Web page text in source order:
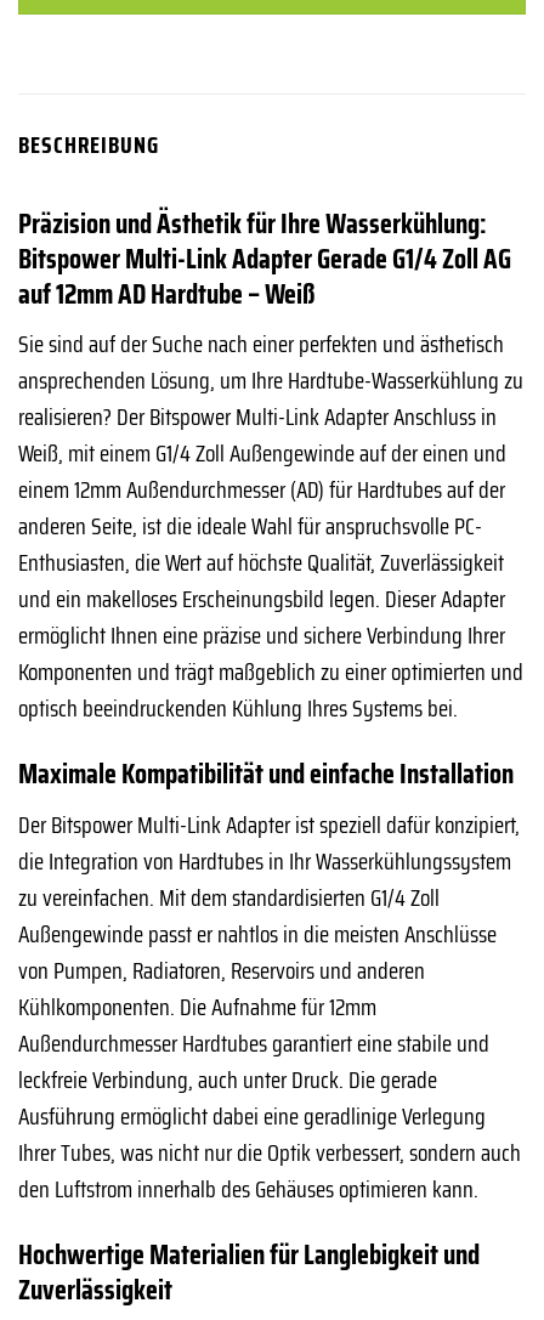
BESCHREIBUNG
Präzision und Ästhetik für Ihre Wasserkühlung:
Bitspower Multi-Link Adapter Gerade G1/4 Zoll AG
auf 12mm AD Hardtube – Weiß
Sie sind auf der Suche nach einer perfekten und ästhetisch
ansprechenden Lösung, um Ihre Hardtube-Wasserkühlung zu
realisieren? Der Bitspower Multi-Link Adapter Anschluss in
Weiß, mit einem G1/4 Zoll Außengewinde auf der einen und
einem 12mm Außendurchmesser (AD) für Hardtubes auf der
anderen Seite, ist die ideale Wahl für anspruchsvolle PC-
Enthusiasten, die Wert auf höchste Qualität, Zuverlässigkeit
und ein makelloses Erscheinungsbild legen. Dieser Adapter
ermöglicht Ihnen eine präzise und sichere Verbindung Ihrer
Komponenten und trägt maßgeblich zu einer optimierten und
optisch beeindruckenden Kühlung Ihres Systems bei.
Maximale Kompatibilität und einfache Installation
Der Bitspower Multi-Link Adapter ist speziell dafür konzipiert,
die Integration von Hardtubes in Ihr Wasserkühlungssystem
zu vereinfachen. Mit dem standardisierten G1/4 Zoll
Außengewinde passt er nahtlos in die meisten Anschlüsse
von Pumpen, Radiatoren, Reservoirs und anderen
Kühlkomponenten. Die Aufnahme für 12mm
Außendurchmesser Hardtubes garantiert eine stabile und
leckfreie Verbindung, auch unter Druck. Die gerade
Ausführung ermöglicht dabei eine geradlinige Verlegung
Ihrer Tubes, was nicht nur die Optik verbessert, sondern auch
den Luftstrom innerhalb des Gehäuses optimieren kann.
Hochwertige Materialien für Langlebigkeit und
Zuverlässigkeit